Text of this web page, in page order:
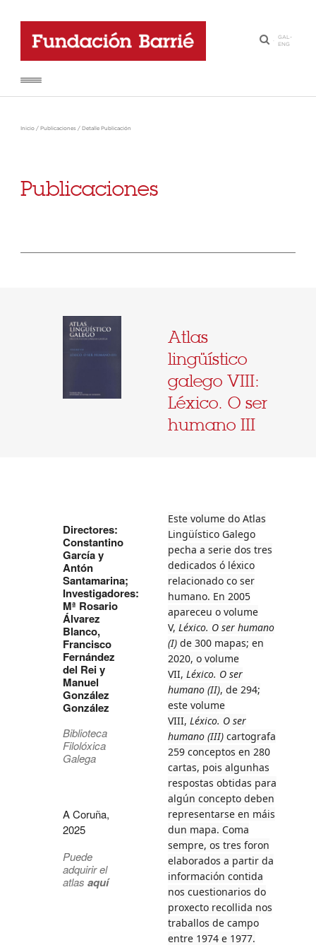
·
GAL-
ENG
Inicio / Publicaciones / Detalle Publicación
Publicaciones
Atlas
lingüístico
galego VIII:
Léxico. O ser
humano III
Directores:
Constantino
García y
Antón
Santamarina;
Investigadores:
Mª Rosario
Álvarez
Blanco,
Francisco
Fernández
del Rei y
Manuel
González
González
Biblioteca
Filolóxica
Galega
A Coruña,
2025
Puede
adquirir el
atlasaquí
Este volume do Atlas
Lingüístico Galego
pecha a serie dos tres
dedicados ó léxico
relacionado co ser
humano. En 2005
apareceu o volume
V,Léxico. O ser humano
(I) de 300 mapas; en
2020, o volume
VII,Léxico. O ser
humano (II), de 294;
este volume
VIII,Léxico. O ser
humano (III)cartografa
259 conceptos en 280
cartas, pois algunhas
respostas obtidas para
algún concepto deben
representarse en máis
dun mapa. Coma
sempre, os tres foron
elaborados a partir da
información contida
nos cuestionarios do
proxecto recollida nos
traballos de campo
entre 1974 e 1977.